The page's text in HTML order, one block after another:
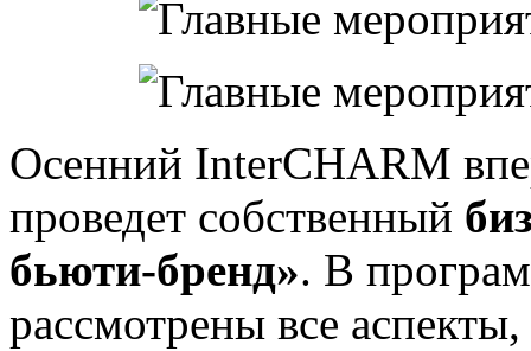
Осенний InterCHARM
проведет собственный
бьюти-бренд». В
рассмотрены все